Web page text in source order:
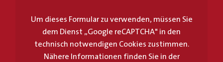
Um dieses Formular zu verwenden, müssen Sie
dem Dienst „Google reCAPTCHA" in den
technisch notwendigen Cookies zustimmen.
Nähere Informationen finden Sie in der